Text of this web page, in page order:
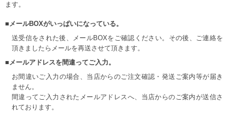
ます。
■メールBOXがいっぱいになっている。
送受信をされた後、メールBOXをご確認ください。その後、ご連絡を
頂きましたらメールを再送させて頂きます。
■メールアドレスを間違ってご入力。
お間違いご入力の場合、当店からのご注文確認・発送ご案内等が届き
ません。
間違ってご入力されたメールアドレスへ、当店からのご案内が送信さ
れております。